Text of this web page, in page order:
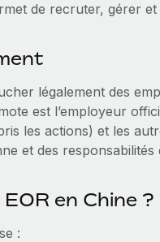
de recruter, gérer
légalement des
est l’employeur
les actions) et les
et des responsabilités
en Chine ?
: